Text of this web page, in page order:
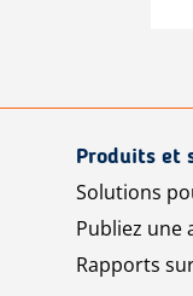
Produits et
Solutions
Publiez une
Rapports